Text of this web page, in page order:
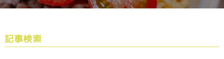
記事検索